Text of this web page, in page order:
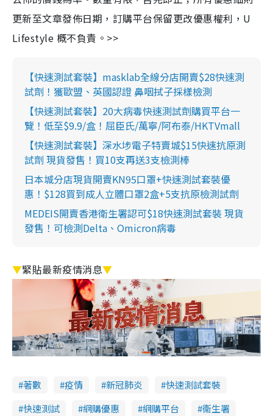
更新至文章發佈日期，訂購平台保留更改優惠權利，U
Lifestyle 概不負責。>>
【快速測試套裝】masklab全線分店開賣$28快速測
試劑！獲歐盟、英國認證 鼻咽拭子採樣檢測
【快速測試套裝】20大病毒快速測試劑購買平台一
覽！低至$9.9/盒！屈臣氏/萬寧/阿布泰/HKTVmall
【快速測試套裝】深水埗電子特賣城$15快速抗原測
試劑 現貨發售！買10支再送3支檢測棒
日本城分店現貨開賣KN95口罩+快速測試套裝優
惠！$128買到成人立體口罩2盒+5支抗原檢測試劑
MEDEIS開賣香港衛生署認可$18快速測試套裝 現貨
發售！可檢測Delta、Omicron病毒
▼緊貼最新疫情消息▼
著數 疫情 新冠肺炎
快速測試套裝
快速測試
網購優惠 網購平台
衞生署